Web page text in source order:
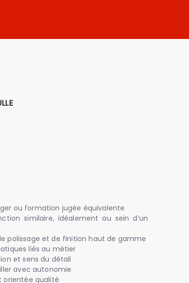
ou formation jugée équivalente
similaire, idéalement au sein d’un
polissage et de finition haut de gamme
liés au métier
et sens du détail
avec autonomie
orientée qualité